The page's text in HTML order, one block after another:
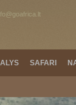
SAFARI